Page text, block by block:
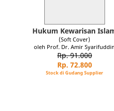
Hukum Kewarisan
(Soft Cover)
oleh Prof. Dr. Amir Syarifuddin
Rp. 91.000
Rp. 72.800
Stock di Gudang Supplier